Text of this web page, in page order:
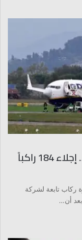
اشتعلت فيها النيران عند الإقلاع… إجلاء 184 راكباً
طائرة ركاب تابعة لشركة
أن…